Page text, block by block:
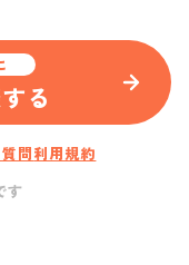
る
問利用規約
す